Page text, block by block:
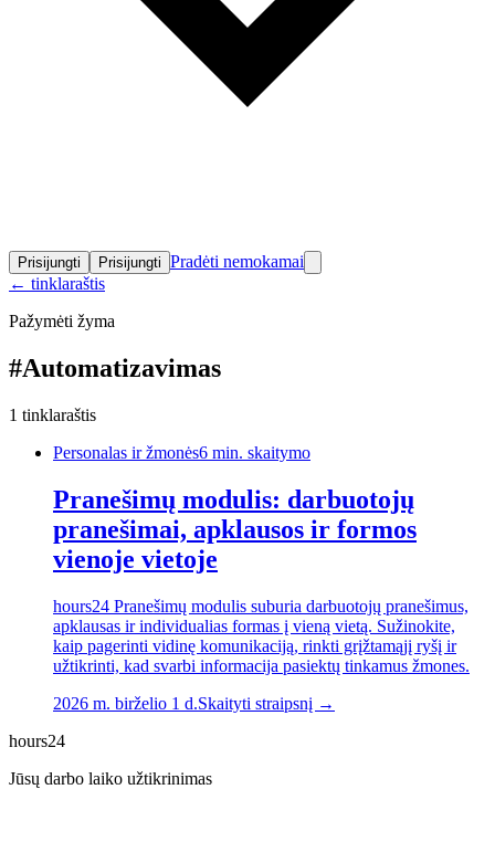
Prisijungti Prisijungti Pradėti nemokamai
← tinklaraštis
Pažymėti žyma
#Automatizavimas
1 tinklaraštis
Personalas ir žmonės6 min. skaitymo
Pranešimų modulis: darbuotojų
pranešimai, apklausos ir formos
vienoje vietoje
hours24 Pranešimų modulis suburia darbuotojų pranešimus,
apklausas ir individualias formas į vieną vietą. Sužinokite,
kaip pagerinti vidinę komunikaciją, rinkti grįžtamąjį ryšį ir
užtikrinti, kad svarbi informacija pasiektų tinkamus žmones.
2026 m. birželio 1 d.Skaityti straipsnį →
hours24
Jūsų darbo laiko užtikrinimas